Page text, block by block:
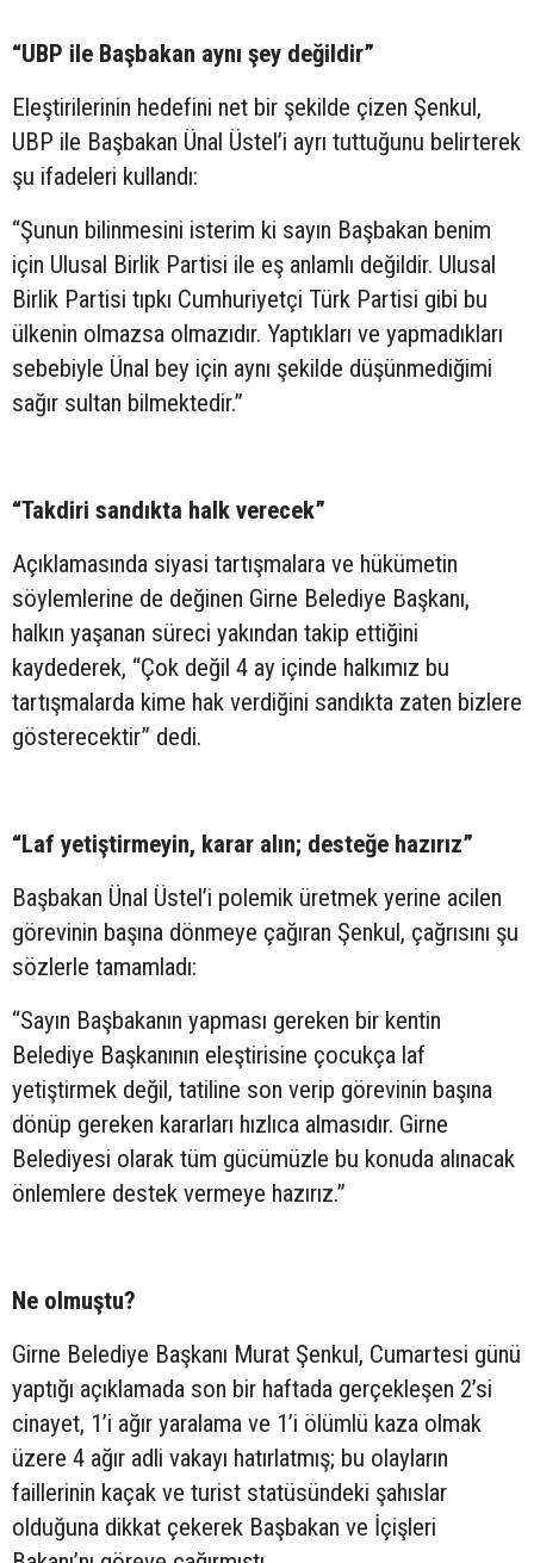
“UBP ile Başbakan aynı şey değildir”
Eleştirilerinin hedefini net bir şekilde çizen Şenkul,
UBP ile Başbakan Ünal Üstel’i ayrı tuttuğunu belirterek
şu ifadeleri kullandı:
“Şunun bilinmesini isterim ki sayın Başbakan benim
için Ulusal Birlik Partisi ile eş anlamlı değildir. Ulusal
Birlik Partisi tıpkı Cumhuriyetçi Türk Partisi gibi bu
ülkenin olmazsa olmazıdır. Yaptıkları ve yapmadıkları
sebebiyle Ünal bey için aynı şekilde düşünmediğimi
sağır sultan bilmektedir.”
“Takdiri sandıkta halk verecek”
Açıklamasında siyasi tartışmalara ve hükümetin
söylemlerine de değinen Girne Belediye Başkanı,
halkın yaşanan süreci yakından takip ettiğini
kaydederek, “Çok değil 4 ay içinde halkımız bu
tartışmalarda kime hak verdiğini sandıkta zaten bizlere
gösterecektir” dedi.
“Laf yetiştirmeyin, karar alın; desteğe hazırız”
Başbakan Ünal Üstel’i polemik üretmek yerine acilen
görevinin başına dönmeye çağıran Şenkul, çağrısını şu
sözlerle tamamladı:
“Sayın Başbakanın yapması gereken bir kentin
Belediye Başkanının eleştirisine çocukça laf
yetiştirmek değil, tatiline son verip görevinin başına
dönüp gereken kararları hızlıca almasıdır. Girne
Belediyesi olarak tüm gücümüzle bu konuda alınacak
önlemlere destek vermeye hazırız.”
Ne olmuştu?
Girne Belediye Başkanı Murat Şenkul, Cumartesi günü
yaptığı açıklamada son bir haftada gerçekleşen 2’si
cinayet, 1’i ağır yaralama ve 1’i ölümlü kaza olmak
üzere 4 ağır adli vakayı hatırlatmış; bu olayların
faillerinin kaçak ve turist statüsündeki şahıslar
olduğuna dikkat çekerek Başbakan ve İçişleri